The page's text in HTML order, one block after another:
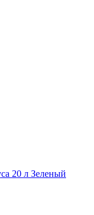
20 л Зеленый